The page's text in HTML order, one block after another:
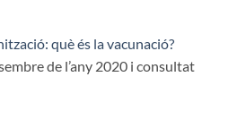
què és la vacunació?
de l’any 2020 i consultat